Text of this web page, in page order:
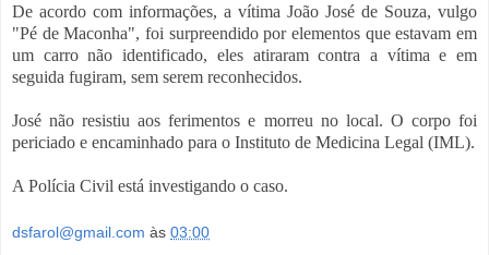
De acordo com informações, a vítima João José de Souza, vulgo
"Pé de Maconha", foi surpreendido por elementos que estavam em
um carro não identificado, eles atiraram contra a vítima e em
seguida fugiram, sem serem reconhecidos.
José não resistiu aos ferimentos e morreu no local. O corpo foi
periciado e encaminhado para o Instituto de Medicina Legal (IML).
A Polícia Civil está investigando o caso.
dsfarol@gmail.com às 03:00